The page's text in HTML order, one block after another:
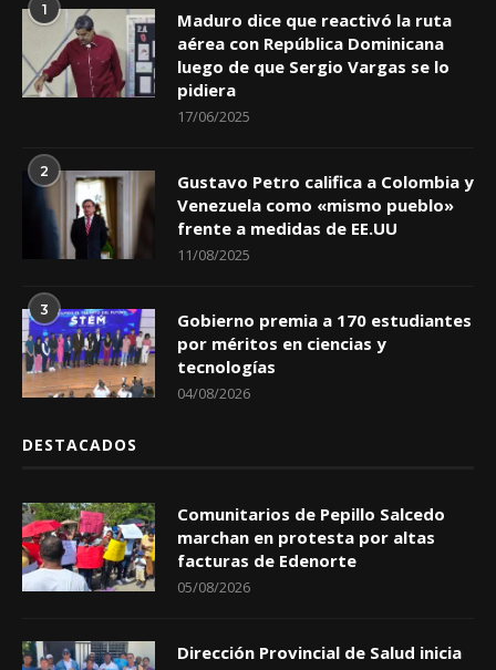
1
Maduro dice que reactivó la ruta
aérea con República Dominicana
luego de que Sergio Vargas se lo
pidiera
17/06/2025
2
Gustavo Petro califica a Colombia y
Venezuela como «mismo pueblo»
frente a medidas de EE.UU
11/08/2025
3
Gobierno premia a 170 estudiantes
por méritos en ciencias y
tecnologías
04/08/2026
DESTACADOS
Comunitarios de Pepillo Salcedo
marchan en protesta por altas
facturas de Edenorte
05/08/2026
Dirección Provincial de Salud inicia